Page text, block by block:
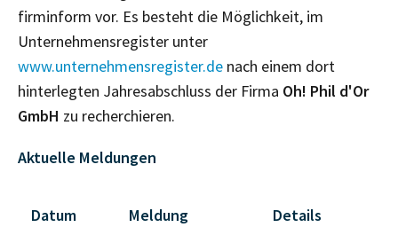
firminform vor. Es besteht die Möglichkeit, im
Unternehmensregister unter
www.unternehmensregister.de nach einem dort
hinterlegten Jahresabschluss der Firma Oh! Phil d'Or
GmbH zu recherchieren.
Aktuelle Meldungen
Datum Meldung Details